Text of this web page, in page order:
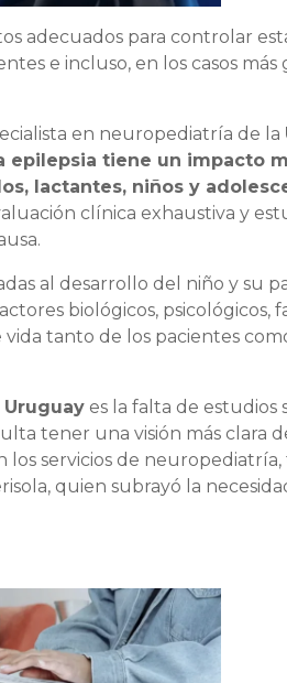
adecuados para controlar
e incluso, en los casos más
en neuropediatría de la
epilepsia tiene un impacto
lactantes, niños y
clínica exhaustiva y
al desarrollo del niño y su
biológicos, psicológicos,
tanto de los pacientes
Uruguay es la falta de estudios
tener una visión más clara
servicios de
quien subrayó la